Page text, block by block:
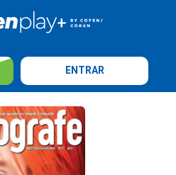
ENTRAR